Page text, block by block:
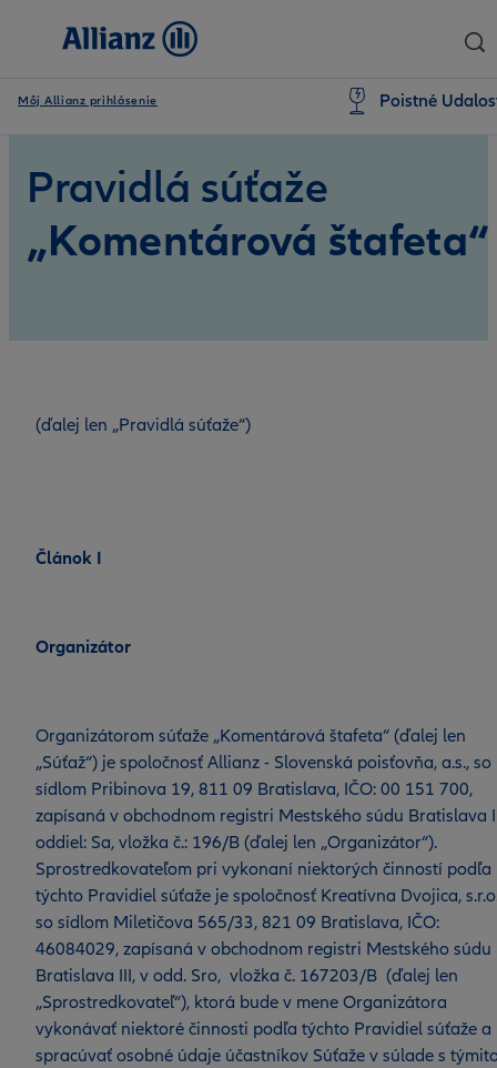
Môj Allianz prihlásenie Poistné
Pravidlá súťaže
„Komentárová štafeta“
(ďalej len „Pravidlá súťaže“)
Článok I
Organizátor
Organizátorom súťaže „Komentárová štafeta“ (ďalej len
„Súťaž“) je spoločnosť Allianz - Slovenská poisťovňa, a.s., so
sídlom Pribinova 19, 811 09 Bratislava, IČO: 00 151 700,
zapísaná v obchodnom registri Mestského súdu Bratislava
oddiel: Sa, vložka č.: 196/B (ďalej len „Organizátor“).
Sprostredkovateľom pri vykonaní niektorých činností podľa
týchto Pravidiel súťaže je spoločnosť Kreatívna Dvojica,
so sídlom Miletičova 565/33, 821 09 Bratislava, IČO:
46084029, zapísaná v obchodnom registri Mestského súdu
Bratislava III, v odd. Sro, vložka č. 167203/B (ďalej len
„Sprostredkovateľ“), ktorá bude v mene Organizátora
vykonávať niektoré činnosti podľa týchto Pravidiel súťaže a
spracúvať osobné údaje účastníkov Súťaže v súlade s